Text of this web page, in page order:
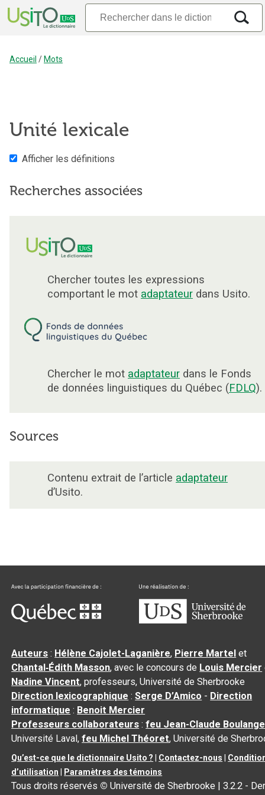
Accueil / Mots
Unité lexicale
Afficher les définitions
Recherches associées
Chercher toutes les expressions
comportant le mot adaptateur dans Usito.
Chercher le mot adaptateur dans le Fonds
de données linguistiques du Québec (FDLQ).
Sources
Contenu extrait de l’article adaptateur
d’Usito.
Auteurs : Hélène Cajolet-Laganière, Pierre Martel et
Chantal‑Édith Masson, avec le concours de Louis Mercier
Nadine Vincent, professeurs, Université de Sherbrooke
Direction lexicographique :Serge D’Amico - Direction
informatique : Benoit Mercier
Professeurs collaborateurs :feu Jean-Claude
Université Laval,feu Michel Théoret, Université de
Qu’est-ce que le dictionnaire Usito ? Contactez-nous
d’utilisation
Paramètres des témoins
Tous droits réservés © Université de Sherbrooke |3.2.2 -